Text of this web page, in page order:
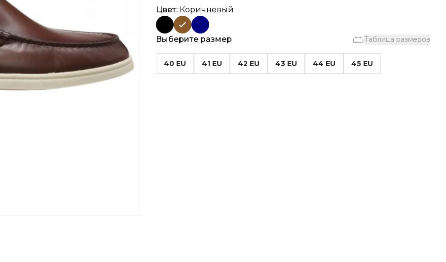
Цвет: Коричневый
Выберите размер Таблица размеров
40 EU 41 EU 42 EU 43 EU 44 EU 45 EU